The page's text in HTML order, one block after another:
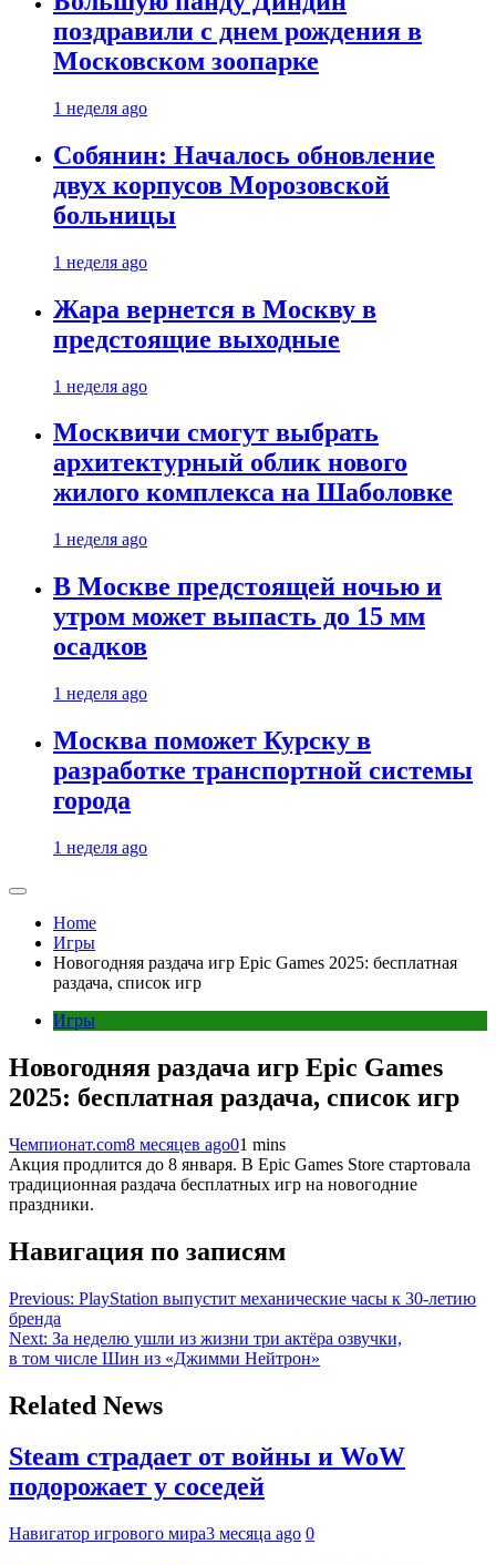
поздравили с днем рождения в
Московском зоопарке
1 неделя ago
Собянин: Началось обновление
двух корпусов Морозовской
больницы
1 неделя ago
Жара вернется в Москву в
предстоящие выходные
1 неделя ago
Москвичи смогут выбрать
архитектурный облик нового
жилого комплекса на Шаболовке
1 неделя ago
В Москве предстоящей ночью и
утром может выпасть до 15 мм
осадков
1 неделя ago
Москва поможет Курску в
разработке транспортной системы
города
1 неделя ago
Home
Игры
Новогодняя раздача игр Epic Games 2025: бесплатная
раздача, список игр
Игры
Новогодняя раздача игр Epic Games
2025: бесплатная раздача, список игр
Чемпионат.com8 месяцев ago01 mins
Акция продлится до 8 января. В Epic Games Store стартовала
традиционная раздача бесплатных игр на новогодние
праздники.
Навигация по записям
Previous: PlayStation выпустит механические часы к 30-летию
бренда
Next: За неделю ушли из жизни три актёра озвучки,
в том числе Шин из «Джимми Нейтрон»
Related News
Steam страдает от войны и WoW
подорожает у соседей
Навигатор игрового мира3 месяца ago 0